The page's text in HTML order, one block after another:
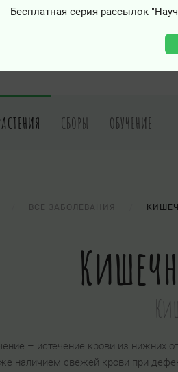
Бесплатная серия рассылок
СБОРЫ ОБУЧЕНИЕ
ВСЕ ЗАБОЛЕВАНИЯ
– истечение крови из нижних
наличием свежей крови при